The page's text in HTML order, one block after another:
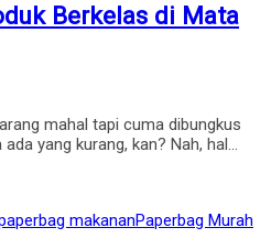
Berkelas di Mata
mahal tapi cuma dibungkus
yang kurang, kan? Nah, hal…
makananPaperbag Murah